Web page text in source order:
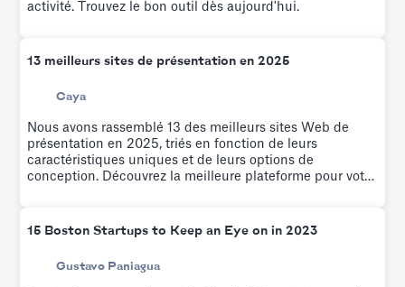
activité. Trouvez le bon outil dès aujourd'hui.
13 meilleurs sites de présentation en 2025
Caya
Nous avons rassemblé 13 des meilleurs sites Web de
présentation en 2025, triés en fonction de leurs
caractéristiques uniques et de leurs options de
conception. Découvrez la meilleure plateforme pour votre
15 Boston Startups to Keep an Eye on in 2023
Gustavo Paniagua